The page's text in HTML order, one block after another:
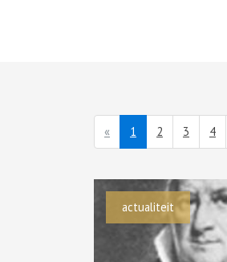
« 1 (current)
2 3 4
actualiteit